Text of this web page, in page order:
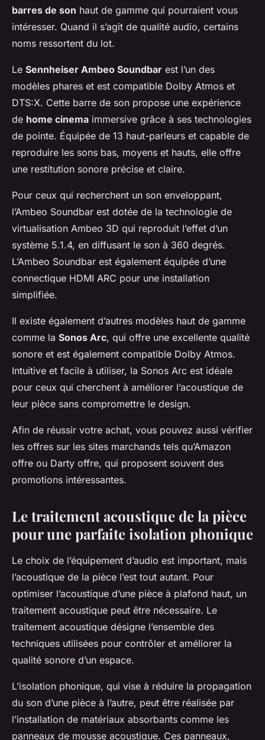
barres de son haut de gamme qui pourraient vous
intéresser. Quand il s’agit de qualité audio, certains
noms ressortent du lot.
Le Sennheiser Ambeo Soundbar est l’un des
modèles phares et est compatible Dolby Atmos et
DTS:X. Cette barre de son propose une expérience
de home cinema immersive grâce à ses technologies
de pointe. Équipée de 13 haut-parleurs et capable de
reproduire les sons bas, moyens et hauts, elle offre
une restitution sonore précise et claire.
Pour ceux qui recherchent un son enveloppant,
l’Ambeo Soundbar est dotée de la technologie de
virtualisation Ambeo 3D qui reproduit l’effet d’un
système 5.1.4, en diffusant le son à 360 degrés.
L’Ambeo Soundbar est également équipée d’une
connectique HDMI ARC pour une installation
simplifiée.
Il existe également d’autres modèles haut de gamme
comme la Sonos Arc, qui offre une excellente qualité
sonore et est également compatible Dolby Atmos.
Intuitive et facile à utiliser, la Sonos Arc est idéale
pour ceux qui cherchent à améliorer l’acoustique de
leur pièce sans compromettre le design.
Afin de réussir votre achat, vous pouvez aussi vérifier
les offres sur les sites marchands tels qu’Amazon
offre ou Darty offre, qui proposent souvent des
promotions intéressantes.
Le traitement acoustique de la pièce
pour une parfaite isolation phonique
Le choix de l’équipement d’audio est important, mais
l’acoustique de la pièce l’est tout autant. Pour
optimiser l’acoustique d’une pièce à plafond haut, un
traitement acoustique peut être nécessaire. Le
traitement acoustique désigne l’ensemble des
techniques utilisées pour contrôler et améliorer la
qualité sonore d’un espace.
L’isolation phonique, qui vise à réduire la propagation
du son d’une pièce à l’autre, peut être réalisée par
l’installation de matériaux absorbants comme les
panneaux de mousse acoustique. Ces panneaux,